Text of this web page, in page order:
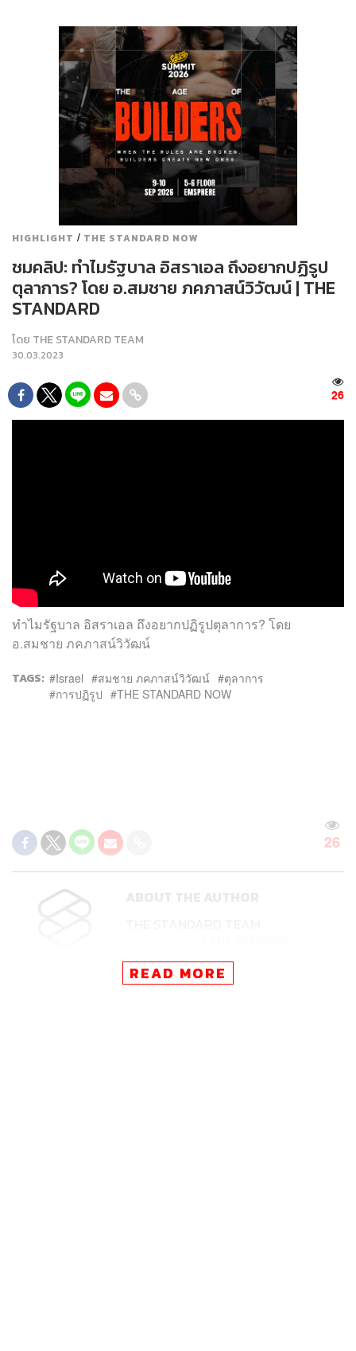
HIGHLIGHT / THE STANDARD NOW
ชมคลิป: ทำไมรัฐบาล อิสราเอล ถึงอยากปฏิรูป
ตุลาการ? โดย อ.สมชาย ภคภาสน์วิวัฒน์ | THE
STANDARD
โดย THE STANDARD TEAM
30.03.2023
26
ทำไมรัฐบาล อิสราเอล ถึงอยากปฏิรูปตุลาการ? โดย
อ.สมชาย ภคภาสน์วิวัฒน์
TAGS: Israel สมชาย ภคภาสน์วิวัฒน์
ตุลาการ
การปฏิรูป
THE STANDARD NOW
26
READ MORE